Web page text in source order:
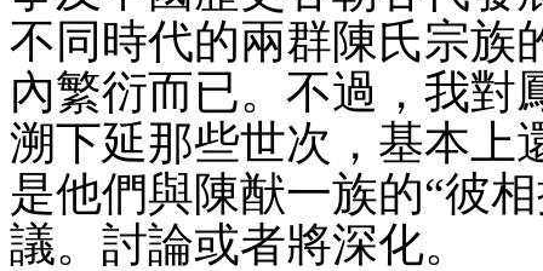
不同時代的兩群陳氏宗族
內繁衍而已。不過，我對
溯下延那些世次，基本上
是他們與陳猷一族的“彼
議。討論或者將深化。